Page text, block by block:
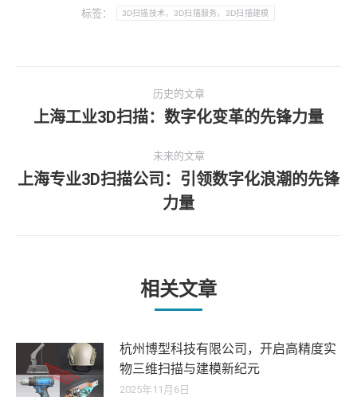
标签： 3D扫描技术，3D扫描服务，3D扫描建模
章
航
历史的文章
历
的
文
章：
上海工业3D扫描：数字化变革的先锋力量
未来的文章
未
来
上海专业3D扫描公司：引领数字化浪潮的先锋
力量
相关文章
杭州博型科技有限公司，开启高精度实
物三维扫描与建模新纪元
2025年11月6日